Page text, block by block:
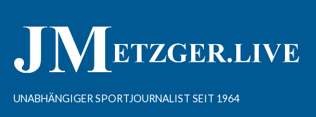
UNABHÄNGIGER SPORTJOURNALIST SEIT 1964